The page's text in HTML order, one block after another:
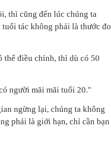
thì cũng đến lúc chúng ta
tác không phải là thước đo
điều chỉnh, thì dù có 50
người mãi mãi tuổi 20."
ngừng lại, chúng ta không
phải là giới hạn, chỉ cần bạn